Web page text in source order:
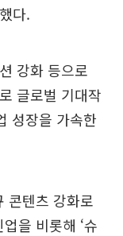
다.
강화 등으로
글로벌 기대작
성장을 가속한
콘텐츠 강화로
을 비롯해 ‘슈